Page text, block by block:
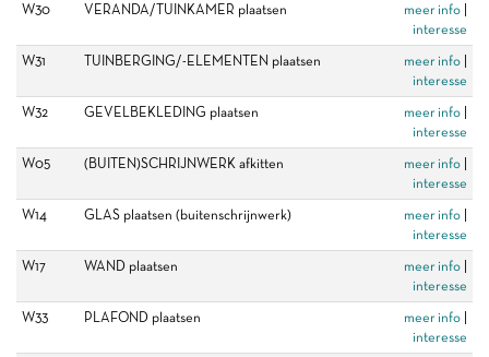
W30
VERANDA/TUINKAMER plaatsen meer info
interesse
W31
TUINBERGING/-ELEMENTEN plaatsen meer info
interesse
W32
GEVELBEKLEDING plaatsen meer info
interesse
W05
(BUITEN)SCHRIJNWERK afkitten meer info
interesse
W14
GLAS plaatsen (buitenschrijnwerk) meer info
interesse
W17
WAND plaatsen meer info
interesse
W33
PLAFOND plaatsen meer info
interesse